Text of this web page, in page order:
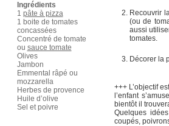
Ingrédients
1 pâte à pizza
1 boite de tomates
concassées
Concentré de tomate
ou sauce tomate
Olives
Jambon
Emmental râpé ou
mozzarella
Herbes de provence
Huile d’olive
Sel et poivre
Recouvrir
(ou de
aussi
tomates.
Décorer la
+++ L’objectif
l’enfant
bientôt il
Quelques
coupés,